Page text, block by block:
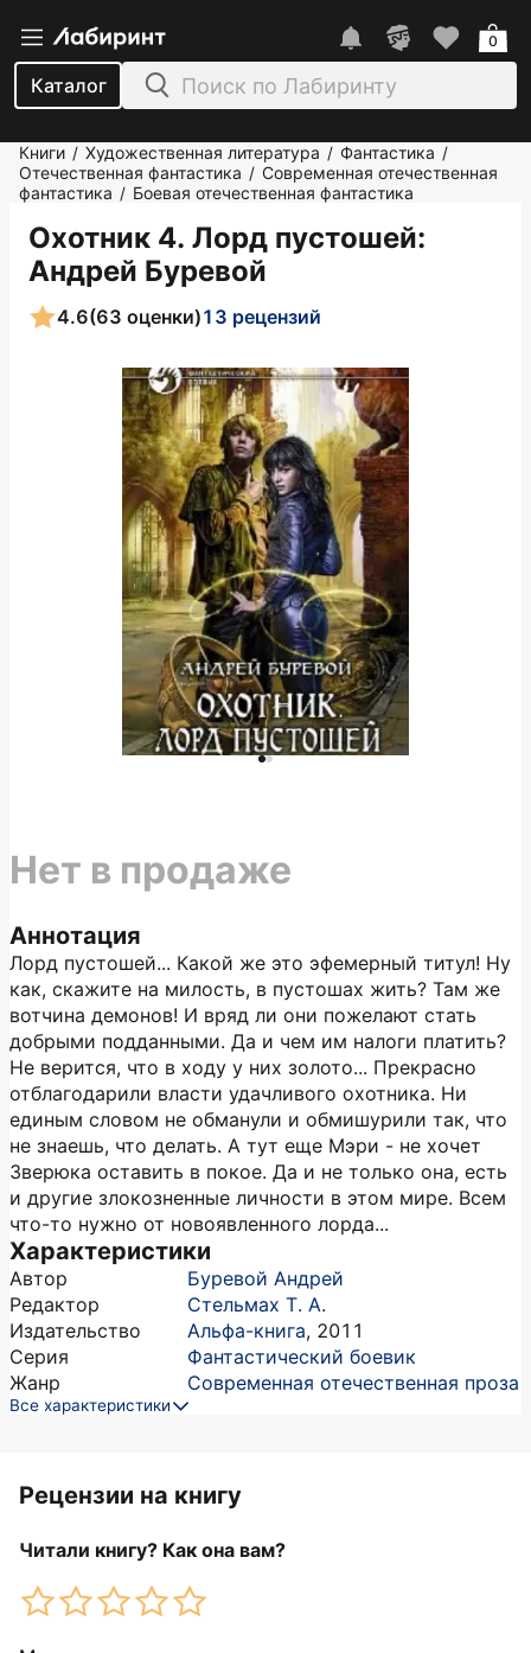
Каталог
0
Книги / Художественная литература / Фантастика /
Отечественная фантастика / Современная отечественная
фантастика / Боевая отечественная фантастика
Охотник 4. Лорд пустошей:
Андрей Буревой
4.6(63 оценки)13 рецензий
Аннотация
Лорд пустошей... Какой же это эфемерный титул! Ну
как, скажите на милость, в пустошах жить? Там же
вотчина демонов! И вряд ли они пожелают стать
добрыми подданными. Да и чем им налоги платить?
Не верится, что в ходу у них золото... Прекрасно
отблагодарили власти удачливого охотника. Ни
единым словом не обманули и обмишурили так, что
не знаешь, что делать. А тут еще Мэри - не хочет
Зверюка оставить в покое. Да и не только она, есть
и другие злокозненные личности в этом мире. Всем
что-то нужно от новоявленного лорда...
Характеристики
Автор
Буревой Андрей
Редактор
Стельмах Т. А.
Издательство
Альфа-книга, 2011
Серия
Фантастический боевик
Жанр
Современная отечественная проза
Все характеристики
Нет в продаже
Рецензии на книгу
Читали книгу? Как она вам?